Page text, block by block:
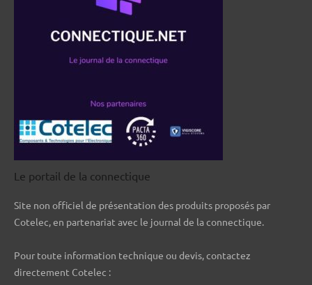
Le portail de la connectique
Site non officiel de présentation des produits proposés par
Cotelec, en partenariat avec le journal de la connectique.
Pour toute information technique ou devis, contactez
directement Cotelec :